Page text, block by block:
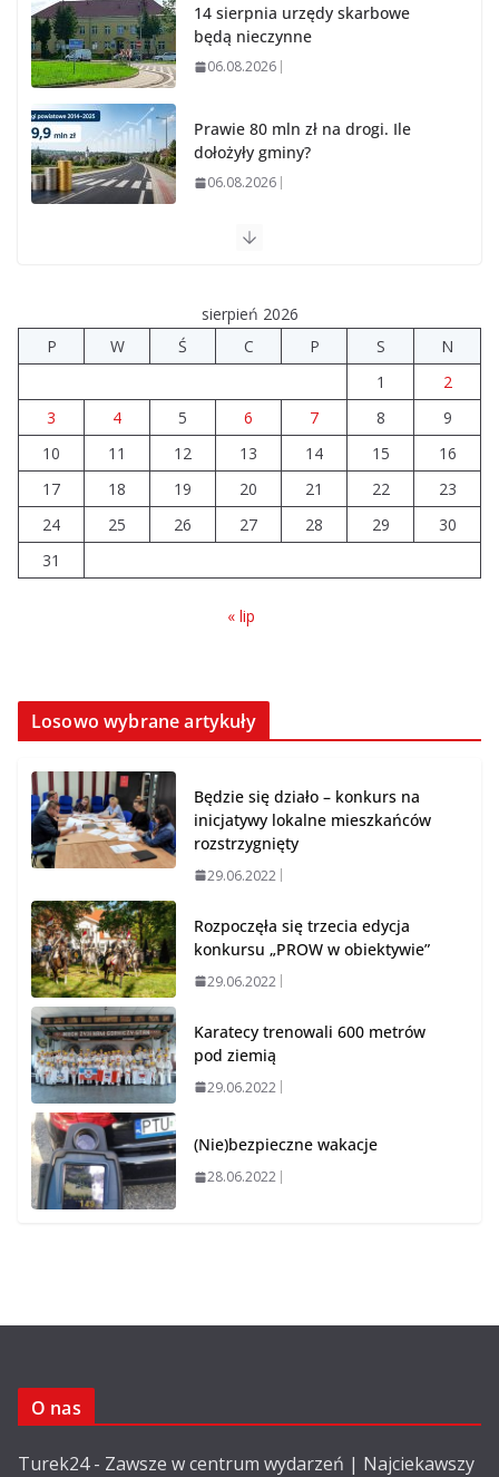
14 sierpnia urzędy skarbowe
będą nieczynne
06.08.2026
Prawie 80 mln zł na drogi. Ile
dołożyły gminy?
06.08.2026
Szkoła we Władysławowie przechodzi modernizację
Prawie 20 tys. zł dla dyrektora szpitala. Podwyżka
mimo finansowych problemów
Brylant dla Turku? 255. miejsce
trudno uznać za sukces
07.08.2026
sierpień 2026
P
W Ś C P S
N
1
2
3
4 5 6 7 8
9
10
11 12 13 14 15
16
17
18 19 20 21 22
23
24
25 26 27 28 29
30
31
« lip
Losowo wybrane artykuły
Będzie się działo – konkurs na
inicjatywy lokalne mieszkańców
rozstrzygnięty
29.06.2022
Rozpoczęła się trzecia edycja
konkursu „PROW w obiektywie”
29.06.2022
Karatecy trenowali 600 metrów
pod ziemią
29.06.2022
(Nie)bezpieczne wakacje
28.06.2022
O nas
Turek24 - Zawsze w centrum wydarzeń | Najciekawszy